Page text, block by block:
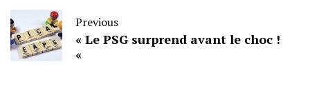
Previous
« Le PSG surprend avant le choc !
«